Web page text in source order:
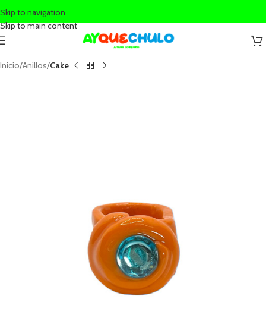
Skip to navigation
Skip to main content
Inicio Anillos Cake